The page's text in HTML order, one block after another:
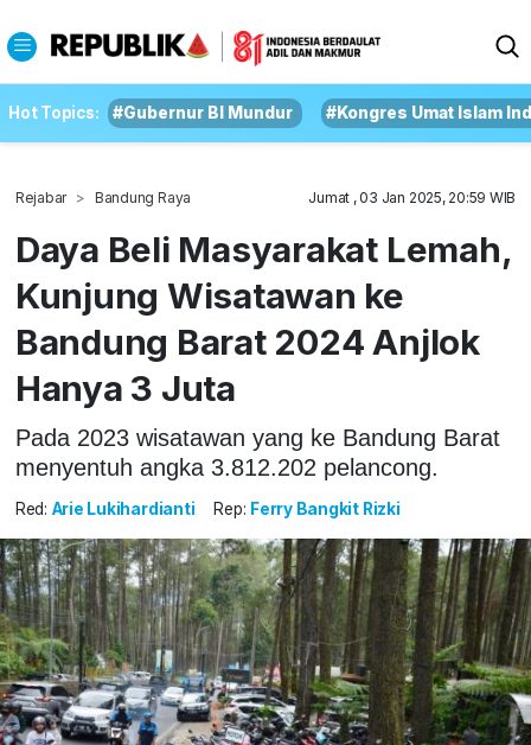
Hot Topics: #Gubernur BI Mundur #Kongres Umat Islam
Rejabar Bandung Raya Jumat , 03 Jan 2025, 20:59 WIB
Daya Beli Masyarakat Lemah,
Kunjung Wisatawan ke
Bandung Barat 2024 Anjlok
Hanya 3 Juta
Pada 2023 wisatawan yang ke Bandung Barat
menyentuh angka 3.812.202 pelancong.
Red: Arie Lukihardianti Rep: Ferry Bangkit Rizki